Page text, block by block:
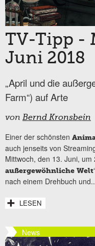
TV-Tipp -
Juni 2018
„April und die
Farm“) auf Arte
von Bernd Kronsbein
Einer der schönsten
auch jenseits von
Mittwoch, den 13. Juni, um
außergewöhnliche Welt
nach einem Drehbuch
LESEN
News